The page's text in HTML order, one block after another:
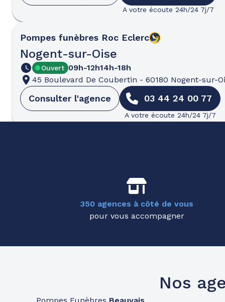
A votre écoute 24h/24 7j/7
Pompes funèbres Roc Eclerc
Nogent-sur-Oise
Ouvert 09h-12h14h-18h
45 Boulevard De Coubertin - 60180 Nogent-sur-
Consulter l'agence 03 44 24 00 77
A votre écoute 24h/24 7j/7
95340 Persan
Consulter l'agence 01 87 58 36 02
A votre écoute 24h/24 7j/7
Pompes funèbres Roc Eclerc
95290 L'Isle-Adam
350 agences à côté de vous
pour vous accompagner
Nos